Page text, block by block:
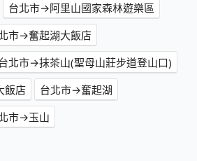
台北市→阿里山國家森林遊樂區
市→奮起湖大飯店
北市→抹茶山(聖母山莊步道登山口)
飯店
台北市→奮起湖
市→玉山